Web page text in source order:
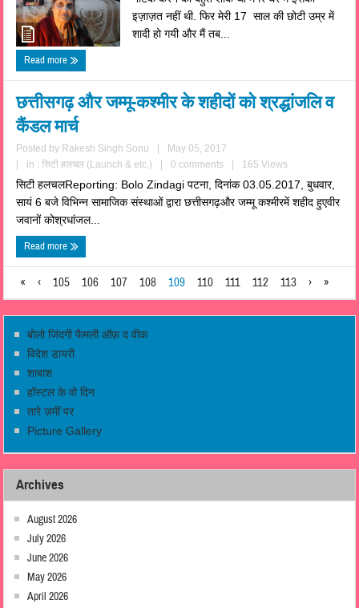
इज़ाज़त नहीं थी. फिर मेरी 17 साल की छोटी उम्र में
शादी हो गयी और मैं तब...
Read more
छत्तीसगढ़ और जम्मू-कश्मीर के शहीदों को श्रद्धांजलि व
कैंडल मार्च
Posted by Rakesh Singh Sonu
May 05, 2017
in :सिटी हलचल (Launch & etc.) 0 comments 165 Views
सिटी हलचलReporting: Bolo Zindagi पटना, दिनांक 03.05.2017, बुधवार,
सायं 6 बजे विभिन्न सामाजिक संस्थाओं द्वारा छत्तीसगढ़और जम्मू कश्मीरमें शहीद हुएवीर
जवानों कोश्रधांजल...
Read more
« ‹ 105 106 107 108 109 110 111 112 113 › »
बोलो जिंदगी फैमली ऑफ़ द वीक
विदेश डायरी
शाबाश
हॉस्टल के वो दिन
तारे ज़मीं पर
Picture Gallery
Archives
August 2026
July 2026
June 2026
May 2026
April 2026